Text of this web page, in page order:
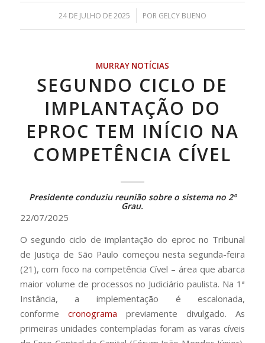
24 DE JULHO DE 2025
/ POR GELCY BUENO
MURRAY NOTÍCIAS
SEGUNDO CICLO DE
IMPLANTAÇÃO DO
EPROC TEM INÍCIO NA
COMPETÊNCIA CÍVEL
Presidente conduziu reunião sobre o sistema no 2º
Grau.
22/07/2025
O segundo ciclo de implantação do eproc no Tribunal
de Justiça de São Paulo começou nesta segunda-feira
(21), com foco na competência Cível – área que abarca
maior volume de processos no Judiciário paulista. Na 1ª
Instância, a implementação é escalonada,
conforme cronograma previamente divulgado. As
primeiras unidades contempladas foram as varas cíveis